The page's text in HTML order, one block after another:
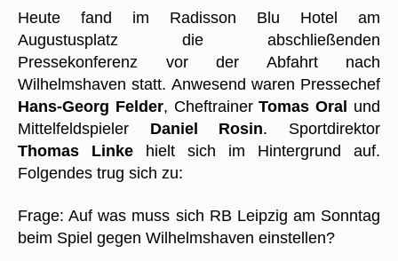
Heute fand im Radisson Blu Hotel am
Augustusplatz die abschließenden
Pressekonferenz vor der Abfahrt nach
Wilhelmshaven statt. Anwesend waren Pressechef
Hans-Georg Felder, CheftrainerTomas Oral
und
Mittelfeldspieler Daniel Rosin. Sportdirektor
Thomas Linke hielt sich im Hintergrund auf.
Folgendes trug sich zu:
Frage: Auf was muss sich RB Leipzig am Sonntag
beim Spiel gegen Wilhelmshaven einstellen?